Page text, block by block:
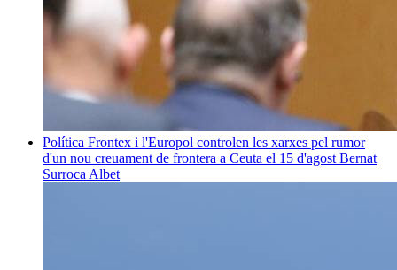
Política Frontex i l'Europol controlen les xarxes pel rumor
d'un nou creuament de frontera a Ceuta el 15 d'agost Bernat
Surroca Albet